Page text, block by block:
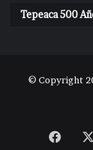
Tepeaca 500
© Copyright